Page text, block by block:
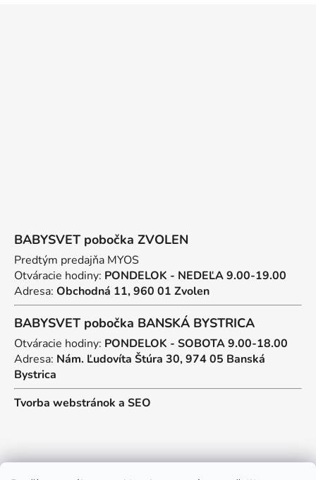
BABYSVET pobočka ZVOLEN
Predtým predajňa MYOS
Otváracie hodiny: PONDELOK - NEDEĽA 9.00-19.00
Adresa: Obchodná 11, 960 01 Zvolen
BABYSVET pobočka BANSKÁ BYSTRICA
Otváracie hodiny: PONDELOK - SOBOTA 9.00-18.00
Adresa: Nám. Ľudovíta Štúra 30, 974 05 Banská
Bystrica
Tvorba webstránok a SEO